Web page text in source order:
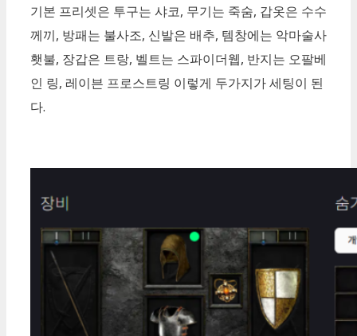
기본 프리셋은 투구는 샤코, 무기는 죽숨, 갑옷은 수수
께끼, 방패는 불사조, 신발은 배추, 템창에는 악마술사
횃불, 장갑은 트랑, 벨트는 스파이더웹, 반지는 오팔베
인 링, 레이븐 프로스트링 이렇게 두가지가 세팅이 된
다.